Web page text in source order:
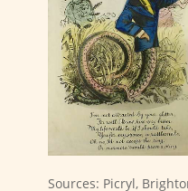
Sources: Picryl,